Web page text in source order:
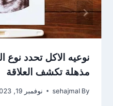
مذهلة تكشف العلاقة
By
sehajmal نوفمبر 19, 2023